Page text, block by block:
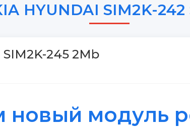
HYUNDAI SIM2K-242
245 2Mb
новый модуль